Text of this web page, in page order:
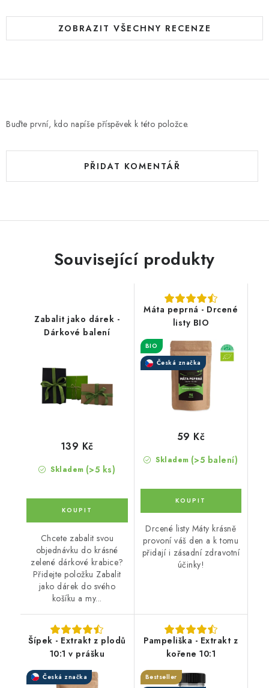
ZOBRAZIT VŠECHNY RECENZE
Buďte první, kdo napíše příspěvek k této položce.
PŘIDAT KOMENTÁŘ
Související produkty
Zabalit jako dárek -
Dárkové balení
Skladem (>5 ks)
139 Kč
Chcete zabalit svou
objednávku do krásné
zelené dárkové krabice?
Přidejte položku Zabalit
jako dárek do svého
košíku a my...
Máta peprná - Drcené
listy BIO
BIO
Česká značka
Skladem (>5 balení)
59 Kč
Drcené listy Máty krásně
provoní váš den a k tomu
přidají i zásadní zdravotní
účinky!
Šípek - Extrakt z plodů
10:1 v prášku
Česká značka
Pampeliška - Extrakt z
kořene 10:1
Bestseller